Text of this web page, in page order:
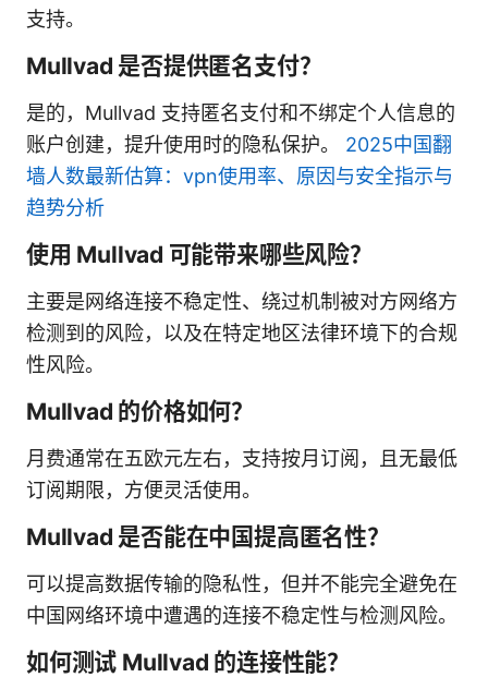
支持。
Mullvad 是否提供匿名支付？
是的，Mullvad 支持匿名支付和不绑定个人信息的
账户创建，提升使用时的隐私保护。 2025中国翻
墙人数最新估算：vpn使用率、原因与安全指示与
趋势分析
使用 Mullvad 可能带来哪些风险？
主要是网络连接不稳定性、绕过机制被对方网络方
检测到的风险，以及在特定地区法律环境下的合规
性风险。
Mullvad 的价格如何？
月费通常在五欧元左右，支持按月订阅，且无最低
订阅期限，方便灵活使用。
Mullvad 是否能在中国提高匿名性？
可以提高数据传输的隐私性，但并不能完全避免在
中国网络环境中遭遇的连接不稳定性与检测风险。
如何测试 Mullvad 的连接性能？